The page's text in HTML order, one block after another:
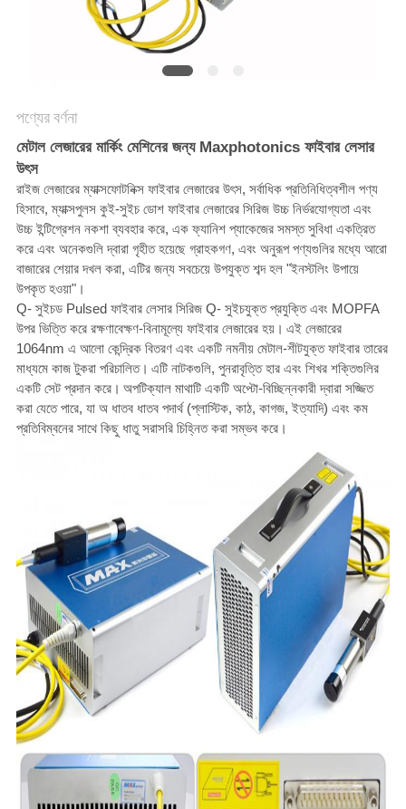
PRIVACY
POLICY
পণ্যের বর্ণনা
মেটাল লেজারের মার্কিং মেশিনের জন্য Maxphotonics ফাইবার লেসার
উৎস
রাইজ লেজারের ম্যাক্সফোটনিক্স ফাইবার লেজারের উৎস, সর্বাধিক প্রতিনিধিত্বশীল পণ্য
হিসাবে, ম্যাক্সপুলস কুই-সুইচ ডোশ ফাইবার লেজারের সিরিজ উচ্চ নির্ভরযোগ্যতা এবং
উচ্চ ইন্টিগ্রেশন নকশা ব্যবহার করে, এক ফ্যানিশ প্যাকেজের সমস্ত সুবিধা একত্রিত
করে এবং অনেকগুলি দ্বারা গৃহীত হয়েছে গ্রাহকগণ, এবং অনুরূপ পণ্যগুলির মধ্যে আরো
বাজারের শেয়ার দখল করা, এটির জন্য সবচেয়ে উপযুক্ত শব্দ হল "ইনস্টলিং উপায়ে
উপকৃত হওয়া"।
Q- সুইচড Pulsed ফাইবার লেসার সিরিজ Q- সুইচযুক্ত প্রযুক্তি এবং MOPFA
উপর ভিত্তি করে রক্ষণাবেক্ষণ-বিনামূল্যে ফাইবার লেজারের হয়। এই লেজারের
1064nm এ আলো কেন্দ্রিক বিতরণ এবং একটি নমনীয় মেটাল-শীটযুক্ত ফাইবার তারের
মাধ্যমে কাজ টুকরা পরিচালিত। এটি নাটকগুলি, পুনরাবৃত্তি হার এবং শিখর শক্তিগুলির
একটি সেট প্রদান করে। অপটিক্যাল মাথাটি একটি অপ্টো-বিচ্ছিন্নকারী দ্বারা সজ্জিত
করা যেতে পারে, যা অ ধাতব ধাতব পদার্থ (প্লাস্টিক, কাঠ, কাগজ, ইত্যাদি) এবং কম
প্রতিবিম্বনের সাথে কিছু ধাতু সরাসরি চিহ্নিত করা সম্ভব করে।